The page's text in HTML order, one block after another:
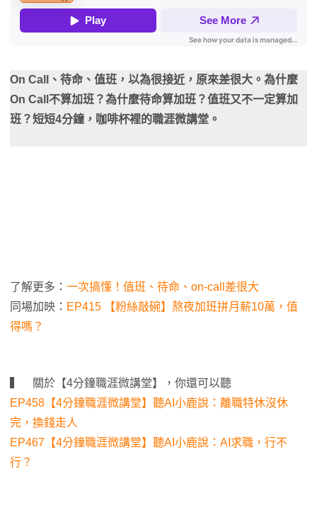
On Call、待命、值班，以為很接近，原來差很大。為什麼
On Call不算加班？為什麼待命算加班？值班又不一定算加
班？短短4分鐘，咖啡杯裡的職涯微講堂。
了解更多： 一次搞懂！值班、待命、on-call差很大
同場加映： EP415 【粉絲敲碗】熬夜加班拼月薪10萬，值
得嗎？
▍ 關於【4分鐘職涯微講堂】，你還可以聽
EP458【4分鐘職涯微講堂】聽AI小鹿說：離職特休沒休
完，換錢走人
EP467【4分鐘職涯微講堂】聽AI小鹿說：AI求職，行不
行？